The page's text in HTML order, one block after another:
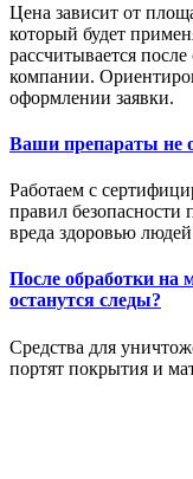
Цена зависит от
который будет
рассчитывается
компании.
оформлении заявки.
Ваши препараты не
Работаем с
правил безопасности
вреда здоровью
После обработки на
останутся следы?
Средства для
портят покрытия и